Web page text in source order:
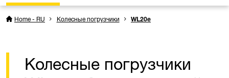
Home - RU Колесные погрузчики WL20e
Колесные погрузчики